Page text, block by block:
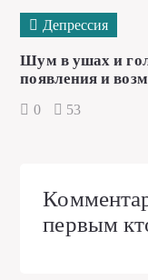
Депрессия
Шум в ушах и
появления и
0 53
первым